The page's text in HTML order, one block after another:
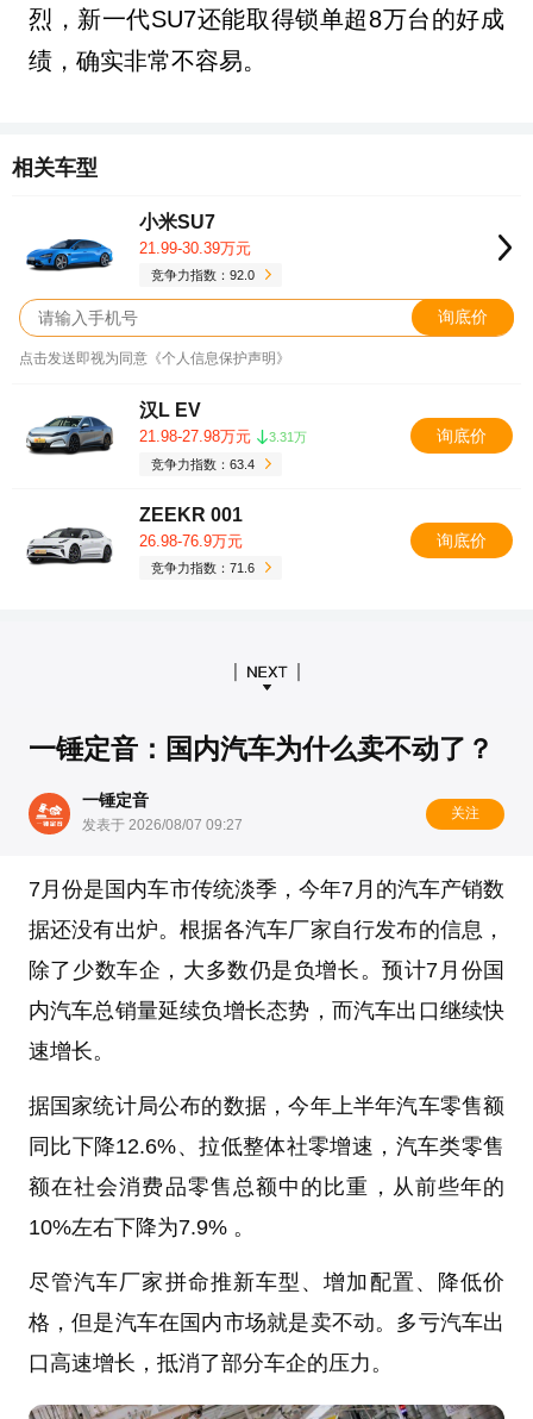
烈，新一代SU7还能取得锁单超8万台的好成
绩，确实非常不容易。
相关车型
小米SU7
21.99-30.39万元
竞争力指数：92.0
询底价
点击发送即视为同意《个人信息保护声明》
汉L EV
21.98-27.98万元
3.31万
竞争力指数：63.4
询底价
ZEEKR 001
26.98-76.9万元
竞争力指数：71.6
询底价
一锤定音：国内汽车为什么卖不动了？
一锤定音
发表于 2026/08/07 09:27
关注
7月份是国内车市传统淡季，今年7月的汽车产销数
据还没有出炉。根据各汽车厂家自行发布的信息，
除了少数车企，大多数仍是负增长。预计7月份国
内汽车总销量延续负增长态势，而汽车出口继续快
速增长。
据国家统计局公布的数据，今年上半年汽车零售额
同比下降12.6%、拉低整体社零增速，汽车类零售
额在社会消费品零售总额中的比重，从前些年的
10%左右下降为7.9% 。
尽管汽车厂家拼命推新车型、增加配置、降低价
格，但是汽车在国内市场就是卖不动。多亏汽车出
口高速增长，抵消了部分车企的压力。